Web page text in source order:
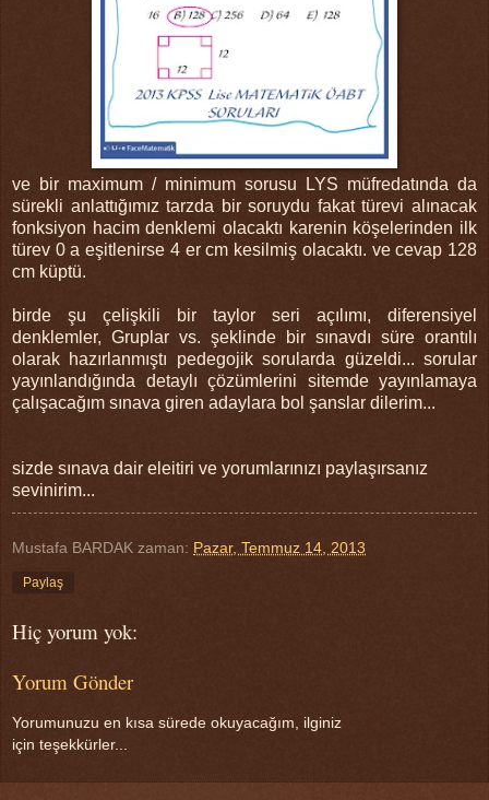
ve bir maximum / minimum sorusu LYS müfredatında da
sürekli anlattığımız tarzda bir soruydu fakat türevi alınacak
fonksiyon hacim denklemi olacaktı karenin köşelerinden ilk
türev 0 a eşitlenirse 4 er cm kesilmiş olacaktı. ve cevap 128
cm küptü.
birde şu çelişkili bir taylor seri açılımı, diferensiyel
denklemler, Gruplar vs. şeklinde bir sınavdı süre orantılı
olarak hazırlanmıştı pedegojik sorularda güzeldi... sorular
yayınlandığında detaylı çözümlerini sitemde yayınlamaya
çalışacağım sınava giren adaylara bol şanslar dilerim...
sizde sınava dair eleitiri ve yorumlarınızı paylaşırsanız
sevinirim...
Mustafa BARDAK zaman: Pazar, Temmuz 14, 2013
Paylaş
Hiç yorum yok:
Yorum Gönder
Yorumunuzu en kısa sürede okuyacağım, ilginiz
için teşekkürler...